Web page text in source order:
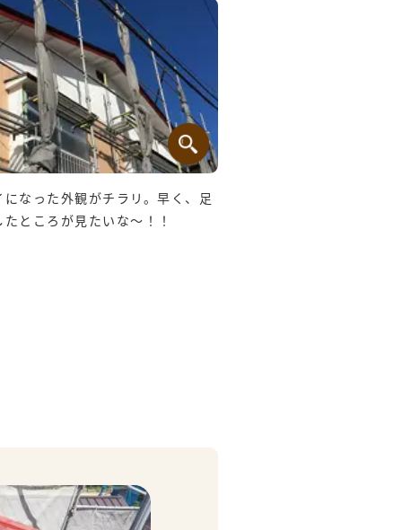
なった外観がチラリ。早く、足
ところが見たいな～！！